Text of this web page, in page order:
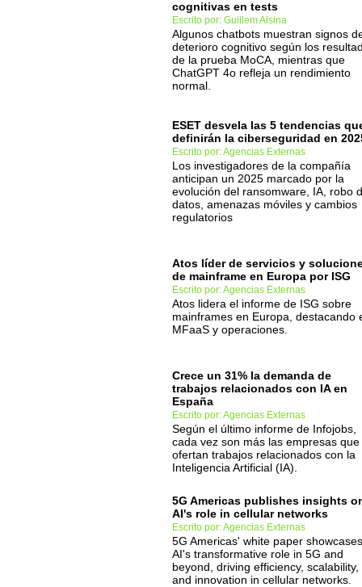
cognitivas en tests
Escrito por: Guillem Alsina
Algunos chatbots muestran signos
deterioro cognitivo según los
de la prueba MoCA, mientras que
ChatGPT 4o refleja un rendimiento
normal.
ESET desvela las 5 tendencias
definirán la ciberseguridad en
Escrito por: Agencias Externas
Los investigadores de la compañía
anticipan un 2025 marcado por la
evolución del ransomware, IA, robo
datos, amenazas móviles y cambios
regulatorios
Atos líder de servicios y
de mainframe en Europa por ISG
Escrito por: Agencias Externas
Atos lidera el informe de ISG sobre
mainframes en Europa, destacando
MFaaS y operaciones.
Crece un 31% la demanda de
trabajos relacionados con IA en
España
Escrito por: Agencias Externas
Según el último informe de Infojobs,
cada vez son más las empresas que
ofertan trabajos relacionados con la
Inteligencia Artificial (IA).
5G Americas publishes insights
AI's role in cellular networks
Escrito por: Agencias Externas
5G Americas' white paper showcases
AI's transformative role in 5G and
beyond, driving efficiency, scalability,
and innovation in cellular networks.